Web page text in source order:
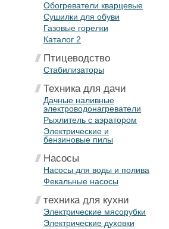
Обогреватели кварцевые
Сушилки для обуви
Газовые горелки
Каталог 2
Птицеводство
Стабилизаторы
Техника для дачи
Дачные наливные
электроводонагреватели
Рыхлитель с аэратором
Электрические и
бензиновые пилы
Насосы
Насосы для воды и полива
Фекальные насосы
техника для кухни
Электрические мясорубки
Электрические духовки